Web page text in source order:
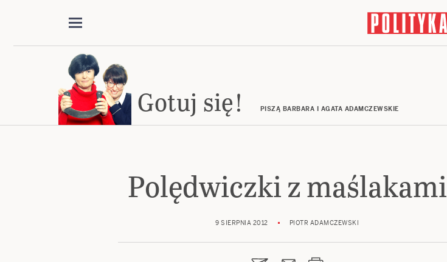
Gotuj się! PISZĄ BARBARA I AGATA ADAMCZEWSKIE
Polędwiczki z maślakami
9 SIERPNIA 2012 PIOTR ADAMCZEWSKI